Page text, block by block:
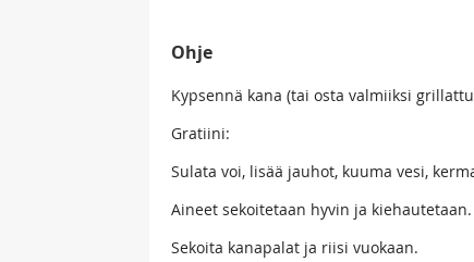
Ohje
Kypsennä kana (tai osta valmiiksi
Gratiini:
Sulata voi, lisää jauhot, kuuma vesi,
Aineet sekoitetaan hyvin ja kiehautetaan.
Sekoita kanapalat ja riisi vuokaan.